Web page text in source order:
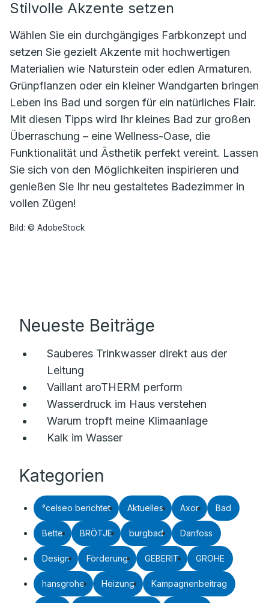
Stilvolle Akzente setzen
Wählen Sie ein durchgängiges Farbkonzept und
setzen Sie gezielt Akzente mit hochwertigen
Materialien wie Naturstein oder edlen Armaturen.
Grünpflanzen oder ein kleiner Wandgarten bringen
Leben ins Bad und sorgen für ein natürliches Flair.
Mit diesen Tipps wird Ihr kleines Bad zur großen
Überraschung – eine Wellness-Oase, die
Funktionalität und Ästhetik perfekt vereint. Lassen
Sie sich von den Möglichkeiten inspirieren und
genießen Sie Ihr neu gestaltetes Badezimmer in
vollen Zügen!
Bild: © AdobeStock
Neueste Beiträge
Sauberes Trinkwasser direkt aus der
Leitung
Vaillant aroTHERM perform
Wasserdruck im Haus verstehen
Warum tropft meine Klimaanlage
Kalk im Wasser
Kategorien
°celseo berichtet Aktuelles Axor Bad
Bette BRÖTJE burgbad Danfoss
Design Förderung GEBERIT GROHE
hansgrohe Heizung Kampagnenbeitrag